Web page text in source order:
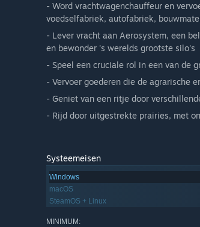
- Word vrachtwagenchauffeur en
voedselfabriek, autofabriek,
- Lever vracht aan Aerosystem, een
en bewonder 's werelds grootste silo's
- Speel een cruciale rol in een van de
- Vervoer goederen die de agrarische
- Geniet van een ritje door
- Rijd door uitgestrekte prairies, met
Systeemeisen
Windows
macOS
SteamOS + Linux
MINIMUM: